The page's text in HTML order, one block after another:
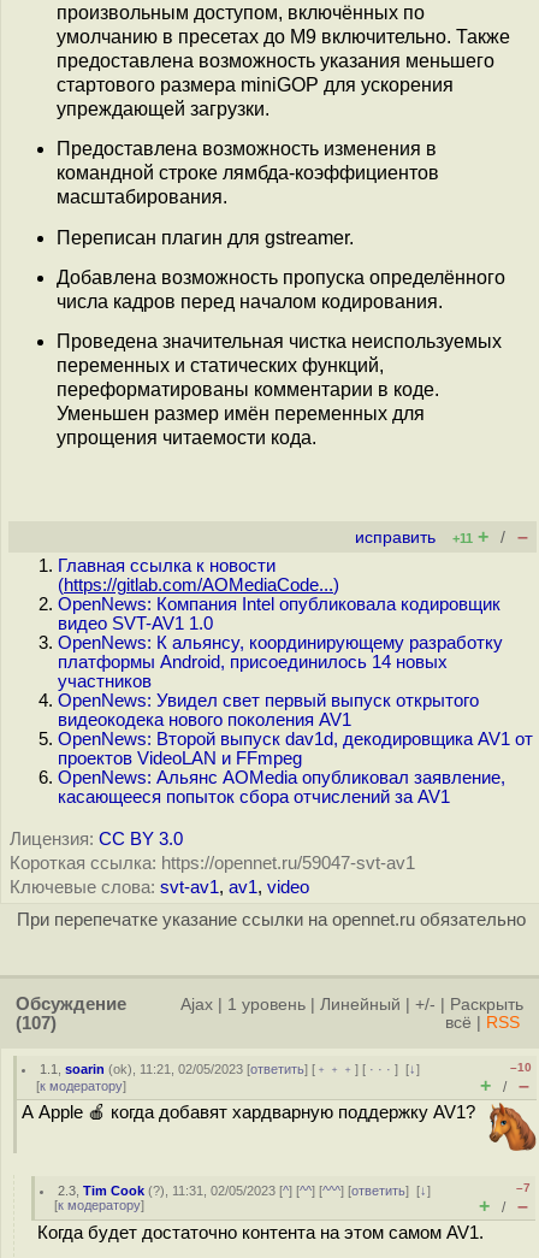
произвольным доступом, включённых по
умолчанию в пресетах до M9 включительно. Также
предоставлена возможность указания меньшего
стартового размера miniGOP для ускорения
упреждающей загрузки.
Предоставлена возможность изменения в
командной строке лямбда-коэффициентов
масштабирования.
Переписан плагин для gstreamer.
Добавлена возможность пропуска определённого
числа кадров перед началом кодирования.
Проведена значительная чистка неиспользуемых
переменных и статических функций,
переформатированы комментарии в коде.
Уменьшен размер имён переменных для
упрощения читаемости кода.
исправить +11 + / –
Главная ссылка к новости
(https://gitlab.com/AOMediaCode...)
OpenNews: Компания Intel опубликовала кодировщик
видео SVT-AV1 1.0
OpenNews: К альянсу, координирующему разработку
платформы Android, присоединилось 14 новых
участников
OpenNews: Увидел свет первый выпуск открытого
видеокодека нового поколения AV1
OpenNews: Второй выпуск dav1d, декодировщика AV1 от
проектов VideoLAN и FFmpeg
OpenNews: Альянс AOMedia опубликовал заявление,
касающееся попыток сбора отчислений за AV1
Лицензия: CC BY 3.0
Короткая ссылка: https://opennet.ru/59047-svt-av1
Ключевые слова: svt-av1, av1, video
При перепечатке указание ссылки на opennet.ru обязательно
Обсуждение
(107)
Ajax 1 уровень Линейный +/-
Раскрыть
всё
RSS
1.1 ,soarin (ok), 11:21, 02/05/2023 [ответить] [ ﹢﹢﹢] [ · · ·][↓]
[к модератору]
–10
+ / –
А Apple 🍎 когда добавят хардварную поддержку AV1?
2.3 ,Tim Cook (?), 11:31, 02/05/2023 [^] [^^] [^^^] [ответить][↓]
[к модератору]
–7
+ / –
Когда будет достаточно контента на этом самом AV1.